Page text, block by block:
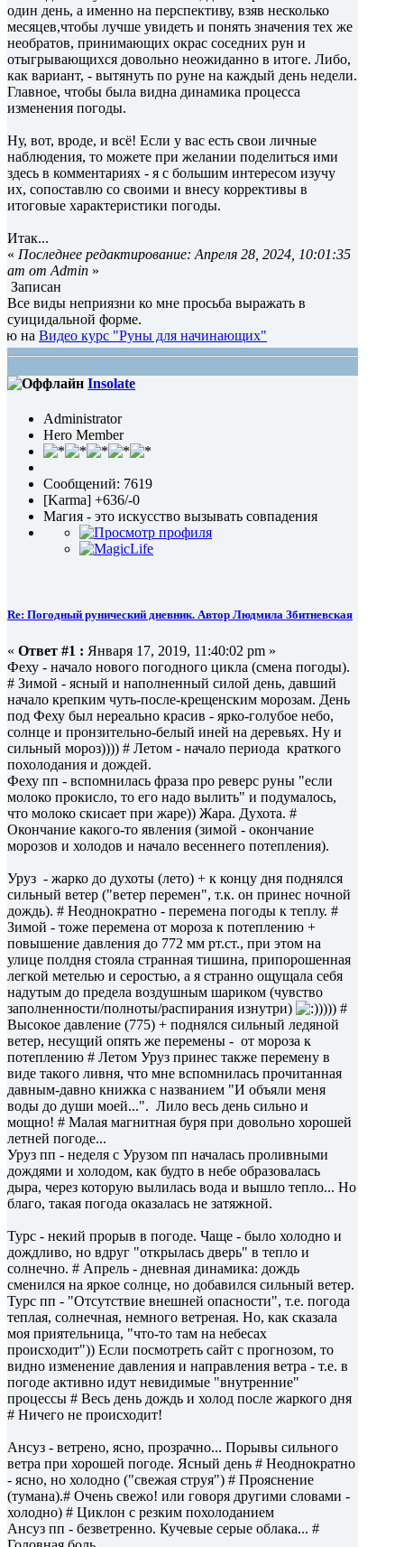
один день, а именно на перспективу, взяв несколько
месяцев,чтобы лучше увидеть и понять значения тех же
необратов, принимающих окрас соседних рун и
отыгрывающихся довольно неожиданно в итоге. Либо,
как вариант, - вытянуть по руне на каждый день недели.
Главное, чтобы была видна динамика процесса
изменения погоды.
Ну, вот, вроде, и всё! Если у вас есть свои личные
наблюдения, то можете при желании поделиться ими
здесь в комментариях - я с большим интересом изучу
их, сопоставлю со своими и внесу коррективы в
итоговые характеристики погоды.
Итак...
« Последнее редактирование: Апреля 28, 2024, 10:01:35
am от Admin »
Записан
Все виды неприязни ко мне просьба выражать в
суицидальной форме.
курс "Руны для начинающих"
Insolate
Administrator
Hero Member
Сообщений: 7619
[Karma] +636/-0
Магия - это искусство вызывать совпадения
Re: Погодный рунический дневник. Автор Людмила Збитневская
« Ответ #1 : Января 17, 2019, 11:40:02 pm »
Феху - начало нового погодного цикла (смена погоды).
# Зимой - ясный и наполненный силой день, давший
начало крепким чуть-после-крещенским морозам. День
под Феху был нереально красив - ярко-голубое небо,
солнце и пронзительно-белый иней на деревьях. Ну и
сильный мороз)))) # Летом - начало периода краткого
похолодания и дождей.
Феху пп - вспомнилась фраза про реверс руны "если
молоко прокисло, то его надо вылить" и подумалось,
что молоко скисает при жаре)) Жара. Духота. #
Окончание какого-то явления (зимой - окончание
морозов и холодов и начало весеннего потепления).
Уруз - жарко до духоты (лето) + к концу дня поднялся
сильный ветер ("ветер перемен", т.к. он принес ночной
дождь). # Неоднократно - перемена погоды к теплу. #
Зимой - тоже перемена от мороза к потеплению +
повышение давления до 772 мм рт.ст., при этом на
улице полдня стояла странная тишина, припорошенная
легкой метелью и серостью, а я странно ощущала себя
надутым до предела воздушным шариком (чувство
заполненности/полноты/распирания изнутри)
))) #
Высокое давление (775) + поднялся сильный ледяной
ветер, несущий опять же перемены - от мороза к
потеплению # Летом Уруз принес также перемену в
виде такого ливня, что мне вспомнилась прочитанная
давным-давно книжка с названием "И объяли меня
воды до души моей...". Лило весь день сильно и
мощно! # Малая магнитная буря при довольно хорошей
летней погоде...
Уруз пп - неделя с Урузом пп началась проливными
дождями и холодом, как будто в небе образовалась
дыра, через которую вылилась вода и вышло тепло... Но
благо, такая погода оказалась не затяжной.
Турс - некий прорыв в погоде. Чаще - было холодно и
дождливо, но вдруг "открылась дверь" в тепло и
солнечно. # Апрель - дневная динамика: дождь
сменился на яркое солнце, но добавился сильный ветер.
Турс пп - "Отсутствие внешней опасности", т.е. погода
теплая, солнечная, немного ветреная. Но, как сказала
моя приятельница, "что-то там на небесах
происходит")) Если посмотреть сайт с прогнозом, то
видно изменение давления и направления ветра - т.е. в
погоде активно идут невидимые "внутренние"
процессы # Весь день дождь и холод после жаркого дня
# Ничего не происходит!
Ансуз - ветрено, ясно, прозрачно... Порывы сильного
ветра при хорошей погоде. Ясный день # Неоднократно
- ясно, но холодно ("свежая струя") # Прояснение
(тумана).# Очень свежо! или говоря другими словами -
холодно) # Циклон с резким похолоданием
Ансуз пп - безветренно. Кучевые серые облака... #